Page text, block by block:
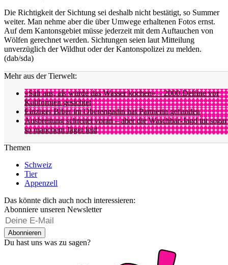
Die Richtigkeit der Sichtung sei deshalb nicht bestätigt, so Summer
weiter. Man nehme aber die über Umwege erhaltenen Fotos ernst.
Auf dem Kantonsgebiet müsse jederzeit mit dem Auftauchen von
Wölfen gerechnet werden. Sichtungen seien laut Mitteilung
unverzüglich der Wildhut oder der Kantonspolizei zu melden.
(dab/sda)
Mehr aus der Tierwelt:
«Sah aus, als würde das Wasser kochen» – 2000 Delfine vor
Kalifornien gesichtet
Einziger Biber im Oberengadin hat Partnerin gefunden
Ausbreitung schreitet voran – aber die Waschbär-Jagd tut sogar
so manchem Jäger leid
Themen
Schweiz
Tier
Appenzell
Das könnte dich auch noch interessieren:
Abonniere unseren Newsletter
Abonnieren
Du hast uns was zu sagen?